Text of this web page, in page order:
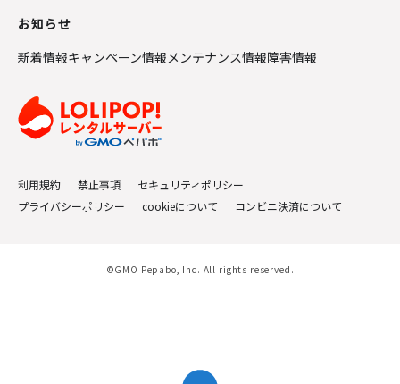
お知らせ
新着情報キャンペーン情報メンテナンス情報障害情報
利用規約 禁止事項
セキュリティポリシー
プライバシーポリシー
cookieについて コンビニ決済について
©GMO Pepabo, Inc. All rights reserved.